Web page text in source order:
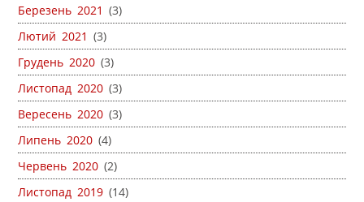
Березень 2021 (3)
Лютий 2021 (3)
Грудень 2020 (3)
Листопад 2020 (3)
Вересень 2020 (3)
Липень 2020 (4)
Червень 2020 (2)
Листопад 2019 (14)